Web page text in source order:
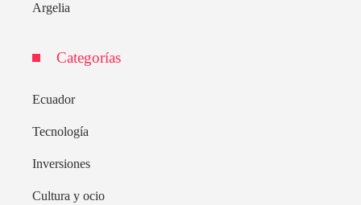
Argelia
Categorías
Ecuador
Tecnología
Inversiones
Cultura y ocio